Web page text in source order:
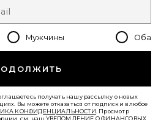
Change Country Regions
ru USD
визите.Вперед!
Мужчины Оба
получать нашу рассылку о новых
Вы можете отказаться от подписки в любое
КОНФИДЕНЦИАЛЬНОСТИ . Просмотр
см. наш УВЕДОМЛЕНИЕ О ФИНАНСОВЫХ